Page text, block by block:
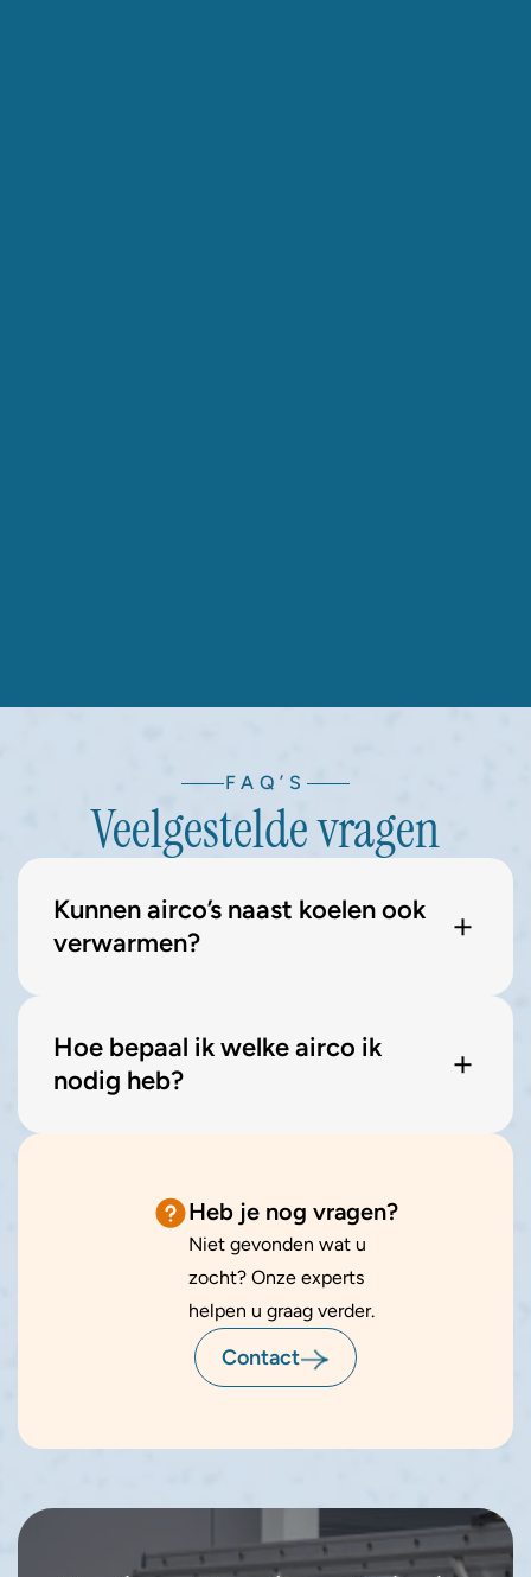
FAQ’S
Veelgestelde vragen
Kunnen airco’s naast koelen ook
verwarmen?
Hoe bepaal ik welke airco ik
nodig heb?
Heb je nog vragen?
Niet gevonden wat u
zocht? Onze experts
helpen u graag verder.
Contact